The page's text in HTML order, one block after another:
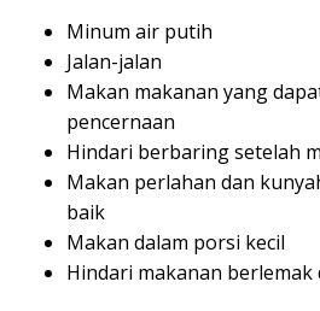
Minum air putih
Jalan-jalan
Makan makanan yang
pencernaan
Hindari berbaring setelah
Makan perlahan dan
baik
Makan dalam porsi kecil
Hindari makanan